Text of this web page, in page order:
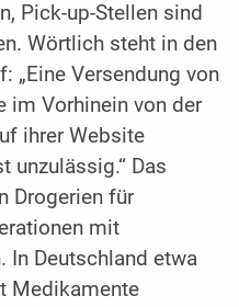
Pick-up-Stellen sind
Wörtlich steht in den
„Eine Versendung von
im Vorhinein von der
ihrer Website
unzulässig.“ Das
Drogerien für
mit
In Deutschland etwa
Medikamente